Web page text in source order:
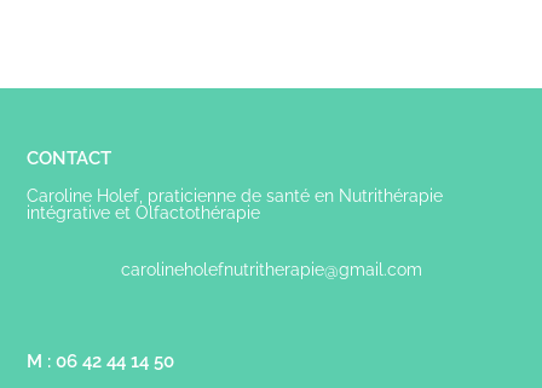
CONTACT
Caroline Holef, praticienne de santé en Nutrithérapie
intégrative et Olfactothérapie
carolineholefnutritherapie@gmail.com
M : 06 42 44 14 50